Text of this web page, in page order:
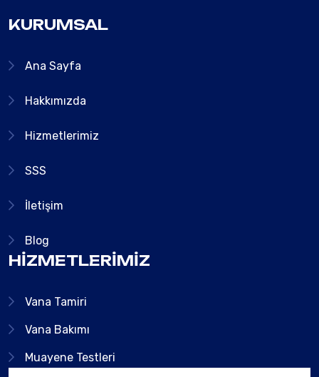
KURUMSAL
Ana Sayfa
Hakkımızda
Hizmetlerimiz
SSS
İletişim
Blog
HIZMETLERIMIZ
Vana Tamiri
Vana Bakımı
Muayene Testleri